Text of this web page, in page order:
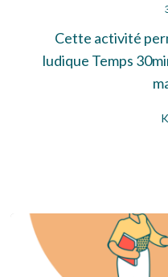
Cette activité
ludique Temps